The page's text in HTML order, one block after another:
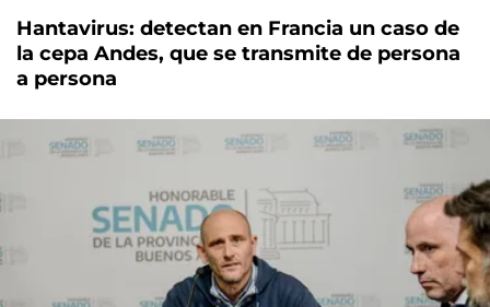
Hantavirus: detectan en Francia un caso de
la cepa Andes, que se transmite de persona
a persona